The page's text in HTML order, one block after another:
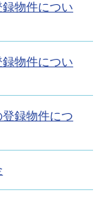
物件につい
物件につい
録物件につ